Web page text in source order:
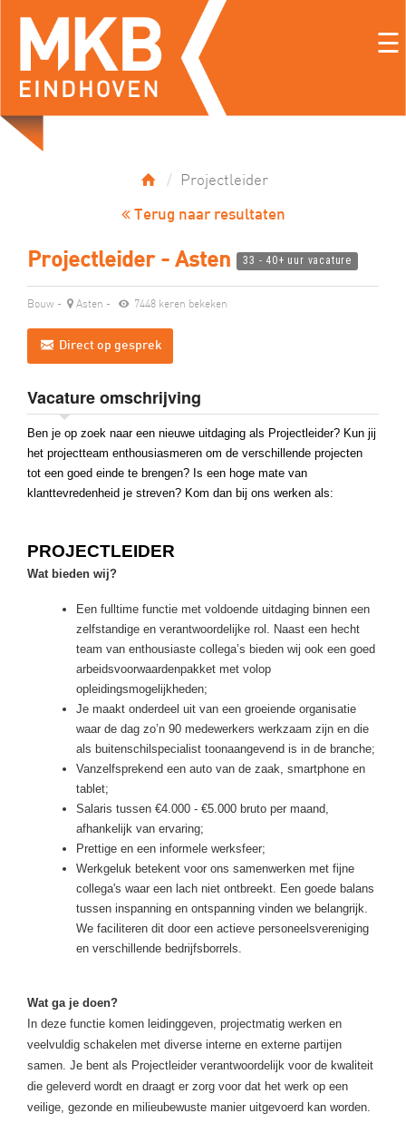
☰
Projectleider
Terug naar resultaten
Projectleider - Asten 33 - 40+ uur vacature
Bouw - Asten - 7448 keren bekeken
Direct op gesprek
Vacature omschrijving
Ben je op zoek naar een nieuwe uitdaging als Projectleider? Kun jij
het projectteam enthousiasmeren om de verschillende projecten
tot een goed einde te brengen? Is een hoge mate van
klanttevredenheid je streven? Kom dan bij ons werken als:
PROJECTLEIDER
Wat bieden wij?
Een fulltime functie met voldoende uitdaging binnen een
zelfstandige en verantwoordelijke rol. Naast een hecht
team van enthousiaste collega’s bieden wij ook een goed
arbeidsvoorwaardenpakket met volop
opleidingsmogelijkheden;
Je maakt onderdeel uit van een groeiende organisatie
waar de dag zo’n 90 medewerkers werkzaam zijn en die
als buitenschilspecialist toonaangevend is in de branche;
Vanzelfsprekend een auto van de zaak, smartphone en
tablet;
Salaris tussen €4.000 - €5.000 bruto per maand,
afhankelijk van ervaring;
Prettige en een informele werksfeer;
Werkgeluk betekent voor ons samenwerken met fijne
collega's waar een lach niet ontbreekt. Een goede balans
tussen inspanning en ontspanning vinden we belangrijk.
We faciliteren dit door een actieve personeelsvereniging
en verschillende bedrijfsborrels.
Wat ga je doen?
In deze functie komen leidinggeven, projectmatig werken en
veelvuldig schakelen met diverse interne en externe partijen
samen. Je bent als Projectleider verantwoordelijk voor de kwaliteit
die geleverd wordt en draagt er zorg voor dat het werk op een
veilige, gezonde en milieubewuste manier uitgevoerd kan worden.